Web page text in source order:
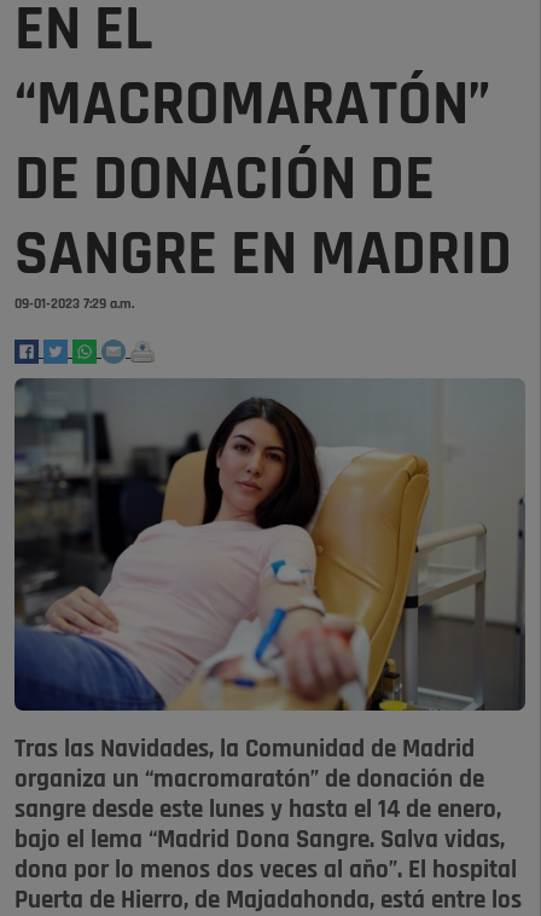
EN EL
“MACROMARATÓN”
DE DONACIÓN DE
SANGRE EN MADRID
09-01-2023 7:29 a.m.
Tras las Navidades, la Comunidad de Madrid
organiza un “macromaratón” de donación de
sangre desde este lunes y hasta el 14 de enero,
bajo el lema “Madrid Dona Sangre. Salva vidas,
dona por lo menos dos veces al año”. El hospital
Puerta de Hierro, de Majadahonda, está entre los